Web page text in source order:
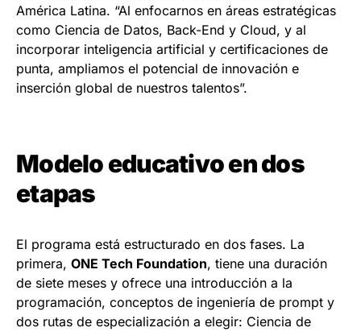
América Latina. “Al enfocarnos en áreas estratégicas
como Ciencia de Datos, Back-End y Cloud, y al
incorporar inteligencia artificial y certificaciones de
punta, ampliamos el potencial de innovación e
inserción global de nuestros talentos”.
Modelo educativo en dos
etapas
El programa está estructurado en dos fases. La
primera, ONE Tech Foundation, tiene una duración
de siete meses y ofrece una introducción a la
programación, conceptos de ingeniería de prompt y
dos rutas de especialización a elegir: Ciencia de